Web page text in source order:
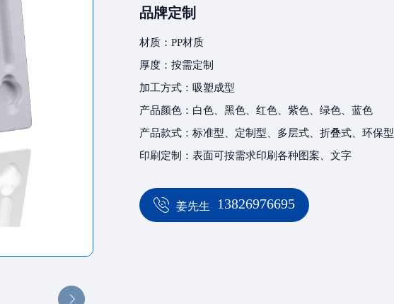
品牌定制
材质：PP材质
厚度：按需定制
加工方式：吸塑成型
产品颜色：白色、黑色、红色、紫色、绿色、蓝色
产品款式：标准型、定制型、多层式、折叠式、环保型
印刷定制：表面可按需求印刷各种图案、文字
13826976695
姜先生